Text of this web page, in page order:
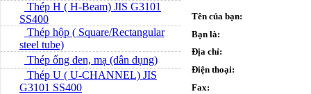
Thép H ( H-Beam) JIS G3101
SS400
Thép hộp ( Square/Rectangular
steel tube)
Thép ống đen, mạ (dân dụng)
Thép U ( U-CHANNEL) JIS
G3101 SS400
Tên của bạn:
Bạn là:
Địa chỉ:
Điện thoại:
Fax: